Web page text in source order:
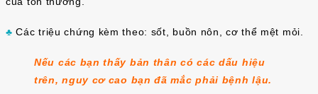
♣ Các triệu chứng kèm theo: sốt, buồn nôn, cơ thể mệt mỏi.
Nếu các bạn thấy bản thân có các dấu hiệu
trên, nguy cơ cao bạn đã mắc phải bệnh lậu.